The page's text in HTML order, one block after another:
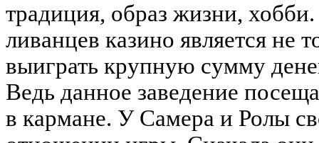
традиция, образ жизни,
ливанцев казино является не
выиграть крупную сумму
Ведь данное заведение
в кармане. У Самера и Ролы